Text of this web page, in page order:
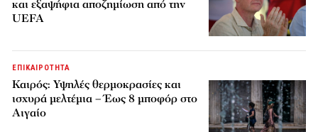
και εξαψήφια αποζημίωση από την
UEFA
ΕΠΙΚΑΙΡΟΤΗΤΑ
Καιρός: Υψηλές θερμοκρασίες και
ισχυρά μελτέμια – Έως 8 μποφόρ στο
Αιγαίο